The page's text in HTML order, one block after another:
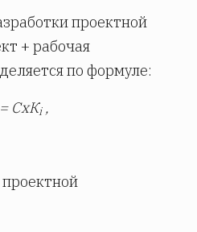
проектной
+ рабочая
по формуле:
СхКi,